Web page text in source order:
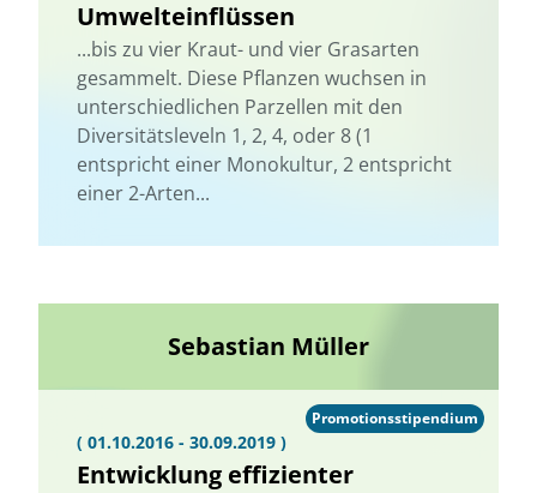
Umwelteinflüssen
...bis zu vier Kraut- und vier Grasarten
gesammelt. Diese Pflanzen wuchsen in
unterschiedlichen Parzellen mit den
Diversitätsleveln 1, 2, 4, oder 8 (1
entspricht einer Monokultur, 2 entspricht
einer 2-Arten...
Sebastian Müller
( 01.10.2016 - 30.09.2019 )
Entwicklung effizienter
Promotionsstipendium